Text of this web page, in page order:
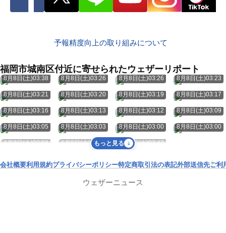
予報精度向上の取り組みについて
福岡市城南区付近に寄せられたウェザーリポート
8月8日(土)03:38 8月8日(土)03:26 8月8日(土)03:26 8月8日(土)03:23
8月8日(土)03:21 8月8日(土)03:20 8月8日(土)03:19 8月8日(土)03:17
8月8日(土)03:16 8月8日(土)03:13 8月8日(土)03:12 8月8日(土)03:09
8月8日(土)03:05 8月8日(土)03:03 8月8日(土)03:00 8月8日(土)03:00
8月8日(土)02:58 8月8日(土)02:52 8月8日(土)02:47
もっと見る
会社概要利用規約プライバシーポリシー特定商取引法の表記外部送信先ご利
ウェザーニュース